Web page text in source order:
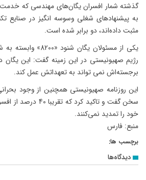
گذشته شمار افسران یگان‌های مهندسی که
به پیشنهادهای شغلی وسوسه انگیز در صنایع
مثبت داده‌اند، دو برابر شده است.
یکی از مسئولان یگان
رژیم صهیونیستی در این زمینه گفت: این
برجسته‌اش نمی تواند به تعهداتش عمل کند.
این روزنامه صهیونیستی همچنین از وجود
سخن گفت و تاکید کرد
خود را تمدید نمی‌کنند.
منبع: فارس
برچسب ها:
دیدگاه‌ها